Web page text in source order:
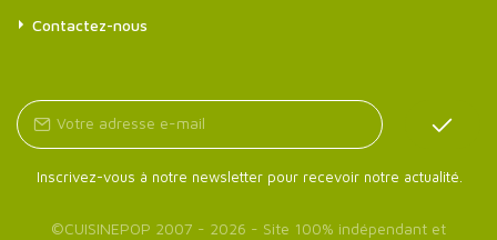
Contactez-nous
Inscrivez-vous à notre newsletter pour recevoir notre actualité.
©CUISINEPOP 2007 - 2026 - Site 100% indépendant et